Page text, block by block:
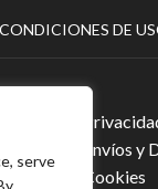
serve
CONDICIONES DE
Política de
Política de Envíos y
de Cookies